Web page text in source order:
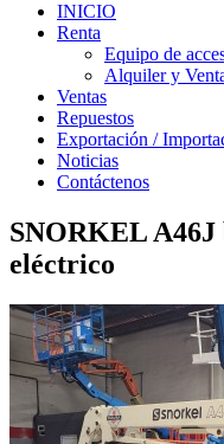
INICIO
Renta
Equipo de
Alquiler y
Ventas
Repuestos
Exportación /
Noticias
Contáctenos
SNORKEL
eléctrico